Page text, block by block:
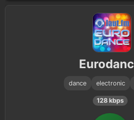
dance electronic
128 kbps